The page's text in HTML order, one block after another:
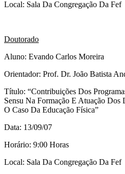
Local: Sala Da Congregação Da Fef
Doutorado
Aluno: Evando Carlos Moreira
Orientador: Prof. Dr. João Batista
Título: “Contribuições Dos
Sensu Na Formação E Atuação Dos
O Caso Da Educação Física”
Data: 13/09/07
Horário: 9:00 Horas
Local: Sala Da Congregação Da Fef